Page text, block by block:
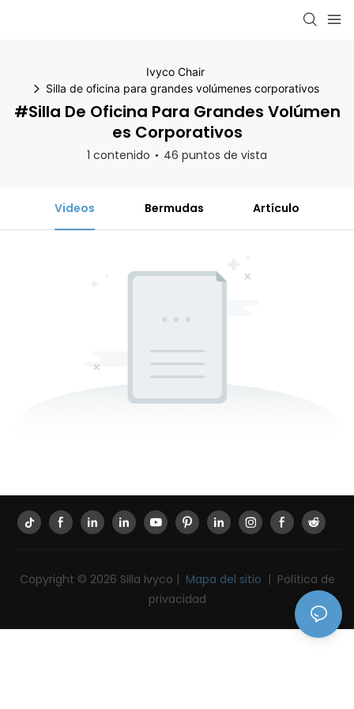
Ivyco Chair
Silla de oficina para grandes volúmenes corporativos
#Silla De Oficina Para Grandes Volúmen
Es Corporativos
1 contenido 46 puntos de vista
Videos Bermudas Artículo
Copyright © 2026 Silla Ivyco | Mapa del sitio | Política de
privacidad